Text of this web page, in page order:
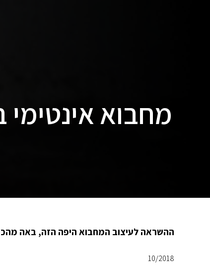
מחבוא
ההשראה לעיצוב המחבוא היפה הזה, באה
10/2018